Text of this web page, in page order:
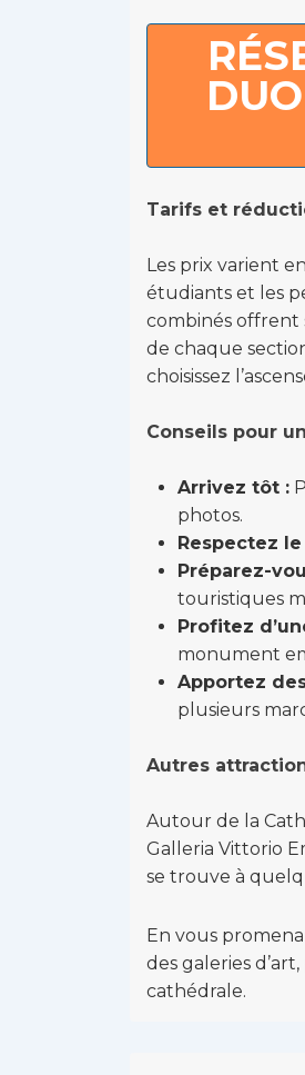
Tarifs et
Les prix varient
étudiants et les
combinés offrent
de chaque
choisissez
Conseils pour
Arrivez tôt :
photos.
Respectez
Préparez-
touristiques
Profitez
monument
Apportez
plusieurs
Autres
Autour de la
Galleria Vittorio
se trouve à
En vous
des galeries
cathédrale.